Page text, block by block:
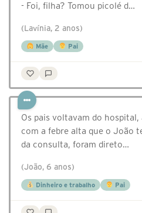
- Foi, filha? Tomou picolé d…
(Lavínia, 2 anos)
Mãe Pai
Os pais voltavam do
com a febre alta que o João
da consulta, foram direto…
(João, 6 anos)
Dinheiro e trabalho Pai